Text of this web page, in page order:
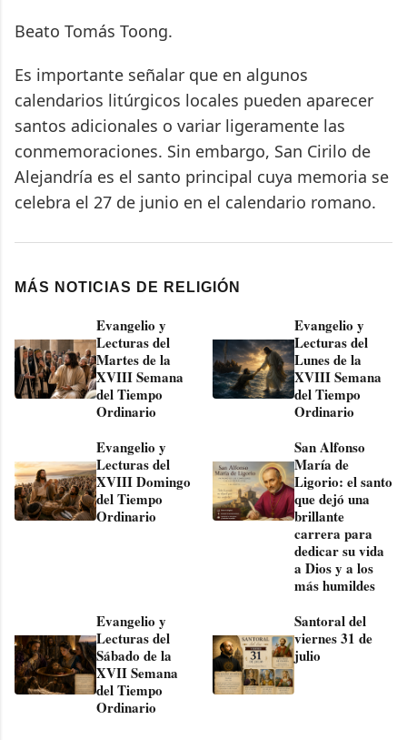
Beato Tomás Toong.
Es importante señalar que en algunos
calendarios litúrgicos locales pueden aparecer
santos adicionales o variar ligeramente las
conmemoraciones. Sin embargo, San Cirilo de
Alejandría es el santo principal cuya memoria se
celebra el 27 de junio en el calendario romano.
MÁS NOTICIAS DE RELIGIÓN
Evangelio y
Lecturas del
Martes de la
XVIII Semana
del Tiempo
Ordinario
Evangelio y
Lecturas del
Lunes de la
XVIII Semana
del Tiempo
Ordinario
Evangelio y
Lecturas del
XVIII Domingo
del Tiempo
Ordinario
San Alfonso
María de
Ligorio: el santo
que dejó una
brillante
carrera para
dedicar su vida
a Dios y a los
más humildes
Evangelio y
Lecturas del
Sábado de la
XVII Semana
del Tiempo
Ordinario
Santoral del
viernes 31 de
julio